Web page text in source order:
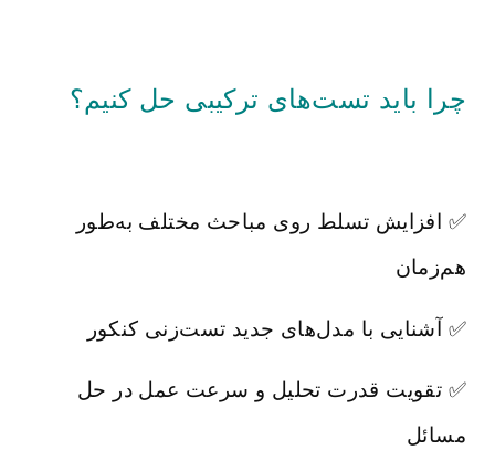
چرا باید تست‌های ترکیبی حل کنیم؟
✅ افزایش تسلط روی مباحث مختلف به‌طور
هم‌زمان
✅ آشنایی با مدل‌های جدید تست‌زنی کنکور
✅ تقویت قدرت تحلیل و سرعت عمل در حل
مسائل